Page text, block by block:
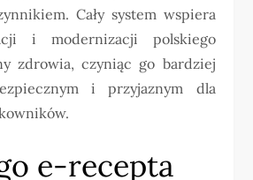
Cały system wspiera
i modernizacji polskiego
zdrowia, czyniąc go bardziej
i przyjaznym dla
e-recepta